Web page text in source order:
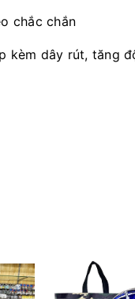
chắc chắn
kèm dây rút, tăng